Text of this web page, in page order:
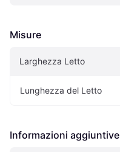
Misure
Larghezza Letto
Lunghezza del Letto
Informazioni aggiuntive